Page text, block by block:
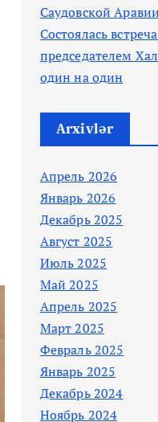
Саудовской
Состоялась
председателем
один на один
Arxivlər
Апрель 2026
Январь 2026
Декабрь 2025
Август 2025
Июль 2025
Май 2025
Апрель 2025
Март 2025
Февраль 2025
Январь 2025
Декабрь 2024
Ноябрь 2024